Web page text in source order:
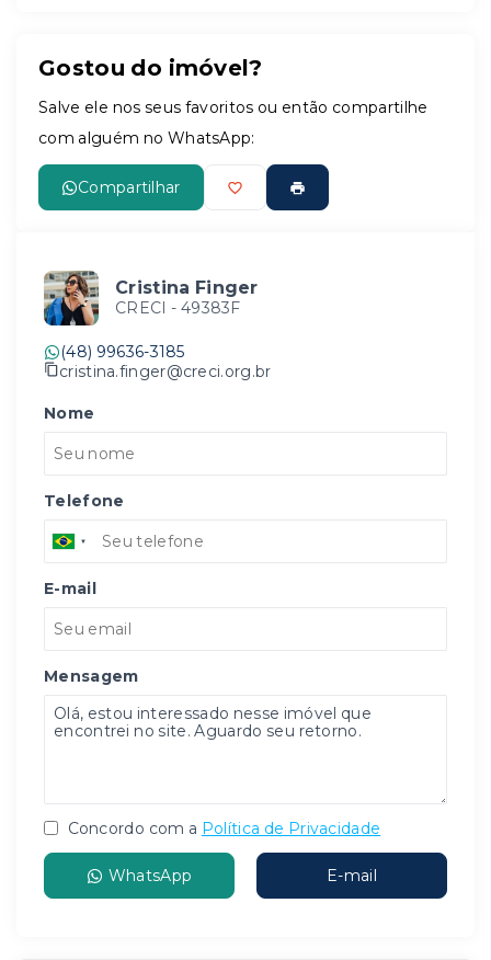
Gostou do imóvel?
Salve ele nos seus favoritos ou então compartilhe
com alguém no WhatsApp:
Compartilhar
Cristina Finger
CRECI - 49383F
(48) 99636-3185
cristina.finger@creci.org.br
Nome
Telefone
E-mail
Mensagem
Concordo com a Política de Privacidade
WhatsApp E-mail